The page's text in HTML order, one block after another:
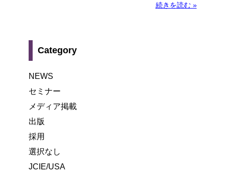
続きを読む »
Category
NEWS
セミナー
メディア掲載
出版
採用
選択なし
JCIE/USA